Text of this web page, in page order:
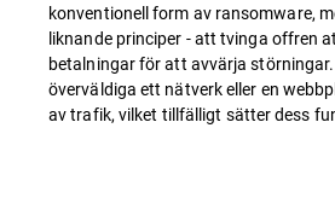
konventionell form av ransomware,
liknande principer - att tvinga offren
betalningar för att avvärja
överväldiga ett nätverk eller en
av trafik, vilket tillfälligt sätter dess